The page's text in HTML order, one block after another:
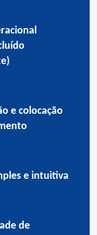
e colocação
e intuitiva
de